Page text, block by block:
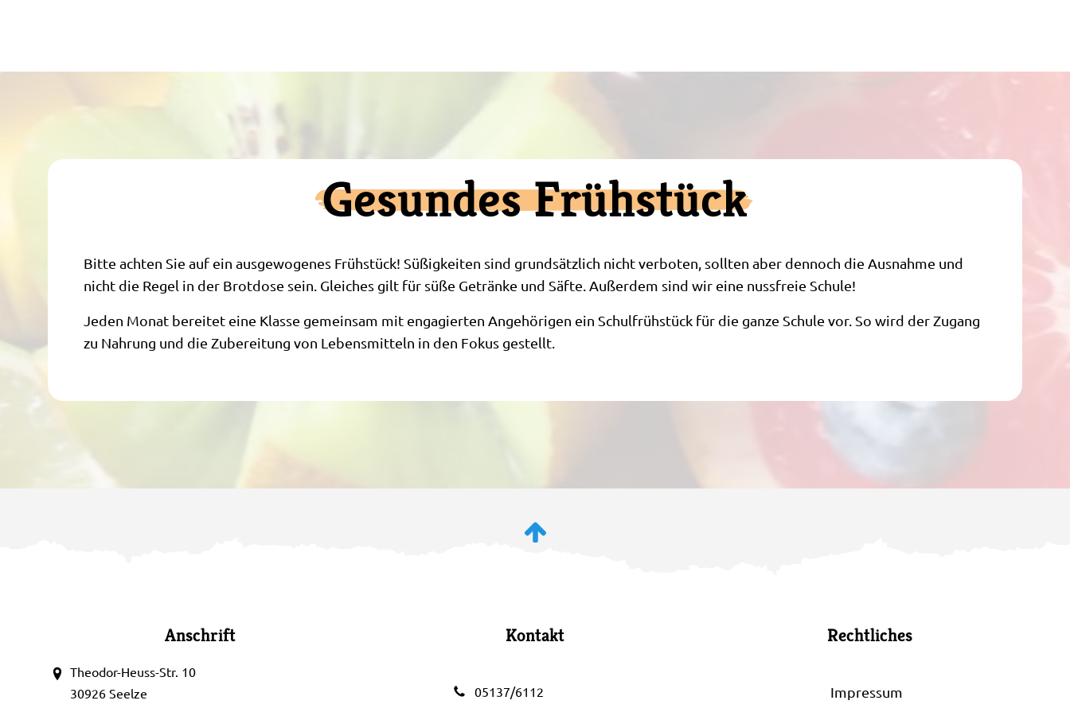
Gesundes Frühstück
Bitte achten Sie auf ein ausgewogenes Frühstück! Süßigkeiten sind grundsätzlich nicht verboten, sollten aber dennoch die Ausnahme und
nicht die Regel in der Brotdose sein. Gleiches gilt für süße Getränke und Säfte. Außerdem sind wir eine nussfreie Schule!
Jeden Monat bereitet eine Klasse gemeinsam mit engagierten Angehörigen ein Schulfrühstück für die ganze Schule vor. So wird der Zugang
zu Nahrung und die Zubereitung von Lebensmitteln in den Fokus gestellt.
Anschrift
Theodor-Heuss-Str. 10
30926 Seelze
Kontakt
05137/6112
Rechtliches
Impressum